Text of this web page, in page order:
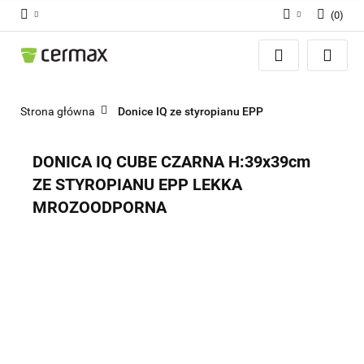
Zaloguj się
(0)
Strona główna Donice IQ ze styropianu EPP
DONICA IQ CUBE CZARNA H:39x39cm
ZE STYROPIANU EPP LEKKA
MROZOODPORNA